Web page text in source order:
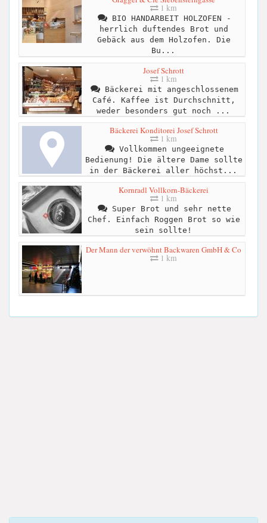
1 km
BIO HANDARBEIT HOLZOFEN -
herrlich duftendes Brot und
Gebäck aus dem Holzofen. Die
Bu...
Josef Schrott
1 km
Bäckerei mit angeschlossenem
Café. Kaffee ist Durchschnitt,
weder besonders gut noch ...
Bäckerei Konditorei Josef Schrott
1 km
Vollkommen ungeeignete
Bedienung! Die ältere Dame sollte
in der Bäckerei aller höchst...
Kornradl Vollkorn-Bäckerei
1 km
Super Brot und sehr nette
Chef. Einfach Roggen Brot so wie
sein sollte!
Der Mann der verwöhnt Backwaren GmbH & Co
1 km